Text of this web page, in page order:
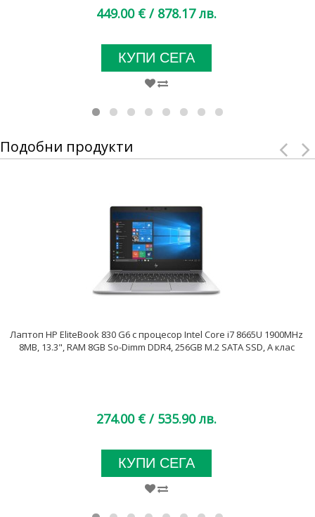
449.00 € / 878.17 лв.
КУПИ СЕГА
Подобни продукти
Лаптоп HP EliteBook 830 G6 с процесор Intel Core i7 8665U 1900MHz
8MB, 13.3", RAM 8GB So-Dimm DDR4, 256GB M.2 SATA SSD, A клас
274.00 € / 535.90 лв.
КУПИ СЕГА